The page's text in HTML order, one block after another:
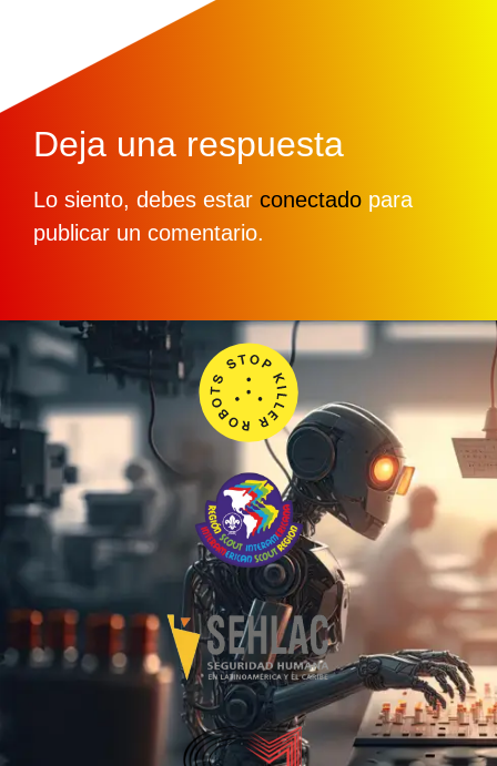
Deja una respuesta
Lo siento, debes estar conectado para
publicar un comentario.